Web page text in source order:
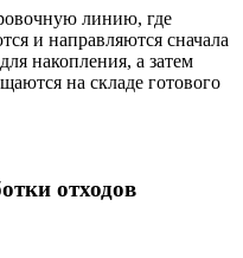
линию, где
и направляются сначала
накопления, а затем
на складе готового
отходов